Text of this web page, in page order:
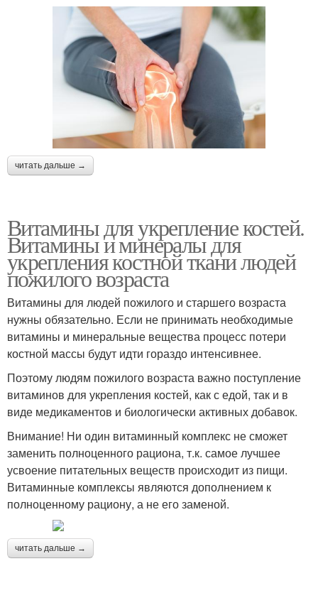
читать дальше →
Витамины для укрепление костей.
Витамины и минералы для
укрепления костной ткани людей
пожилого возраста
Витамины для людей пожилого и старшего возраста
нужны обязательно. Если не принимать необходимые
витамины и минеральные вещества процесс потери
костной массы будут идти гораздо интенсивнее.
Поэтому людям пожилого возраста важно поступление
витаминов для укрепления костей, как с едой, так и в
виде медикаментов и биологически активных добавок.
Внимание! Ни один витаминный комплекс не сможет
заменить полноценного рациона, т.к. самое лучшее
усвоение питательных веществ происходит из пищи.
Витаминные комплексы являются дополнением к
полноценному рациону, а не его заменой.
читать дальше →